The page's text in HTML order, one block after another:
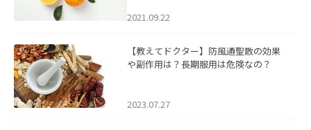
2021.09.22
【教えてドクター】防風通聖散の効果
や副作用は？長期服用は危険なの？
2023.07.27